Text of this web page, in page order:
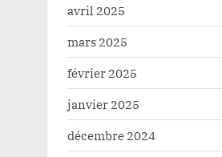
avril 2025
mars 2025
février 2025
janvier 2025
décembre 2024